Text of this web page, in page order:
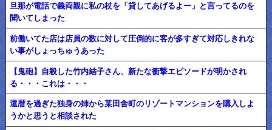
旦那が電話で義両親に私の杖を「貸してあげるよー」と言ってるのを
聞いてしまった
前働いてた店は店員の数に対して圧倒的に客が多すぎて対応しきれな
い事がしょっちゅうあった
【鬼砲】自殺した竹内結子さん、新たな衝撃エピソードが明かされ
る・・・これは・・・
還暦を過ぎた独身の姉から某田舎町のリゾートマンションを購入しよ
うかと思うと相談された